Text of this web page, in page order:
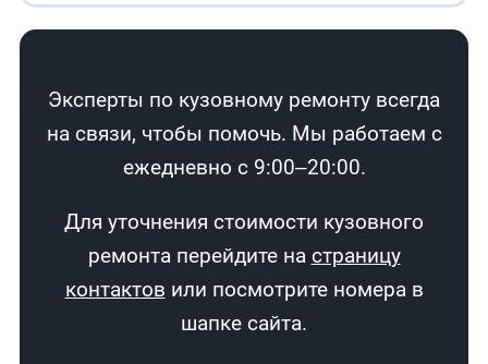
Эксперты по кузовному ремонту всегда
на связи, чтобы помочь. Мы работаем с
ежедневно с 9:00–20:00.
Для уточнения стоимости кузовного
ремонта перейдите на страницу
контактов или посмотрите номера в
шапке сайта.